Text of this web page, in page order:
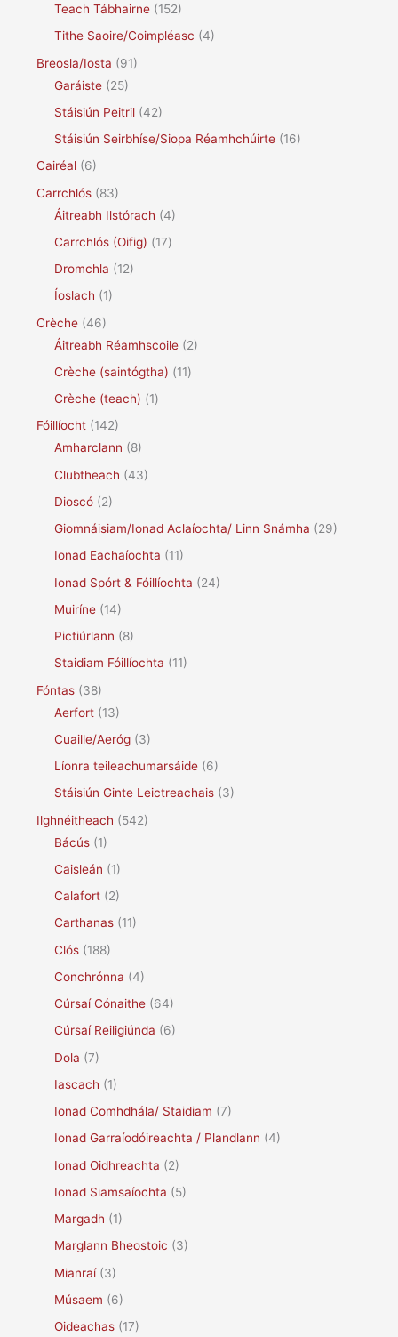
Teach Tábhairne (152)
Tithe Saoire/Coimpléasc (4)
Breosla/Iosta (91)
Garáiste (25)
Stáisiún Peitril (42)
Stáisiún Seirbhíse/Siopa Réamhchúirte (16)
Cairéal (6)
Carrchlós (83)
Áitreabh Ilstórach (4)
Carrchlós (Oifig) (17)
Dromchla (12)
Íoslach (1)
Crèche (46)
Áitreabh Réamhscoile (2)
Crèche (saintógtha) (11)
Crèche (teach) (1)
Fóillíocht (142)
Amharclann (8)
Clubtheach (43)
Dioscó (2)
Giomnáisiam/Ionad Aclaíochta/ Linn Snámha (29)
Ionad Eachaíochta (11)
Ionad Spórt & Fóillíochta (24)
Muiríne (14)
Pictiúrlann (8)
Staidiam Fóillíochta (11)
Fóntas (38)
Aerfort (13)
Cuaille/Aeróg (3)
Líonra teileachumarsáide (6)
Stáisiún Ginte Leictreachais (3)
Ilghnéitheach (542)
Bácús (1)
Caisleán (1)
Calafort (2)
Carthanas (11)
Clós (188)
Conchrónna (4)
Cúrsaí Cónaithe (64)
Cúrsaí Reiligiúnda (6)
Dola (7)
Iascach (1)
Ionad Comhdhála/ Staidiam (7)
Ionad Garraíodóireachta / Plandlann (4)
Ionad Oidhreachta (2)
Ionad Siamsaíochta (5)
Margadh (1)
Marglann Bheostoic (3)
Mianraí(3)
Músaem (6)
Oideachas (17)